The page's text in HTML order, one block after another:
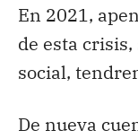
En 2021,
de esta
social,
De nueva